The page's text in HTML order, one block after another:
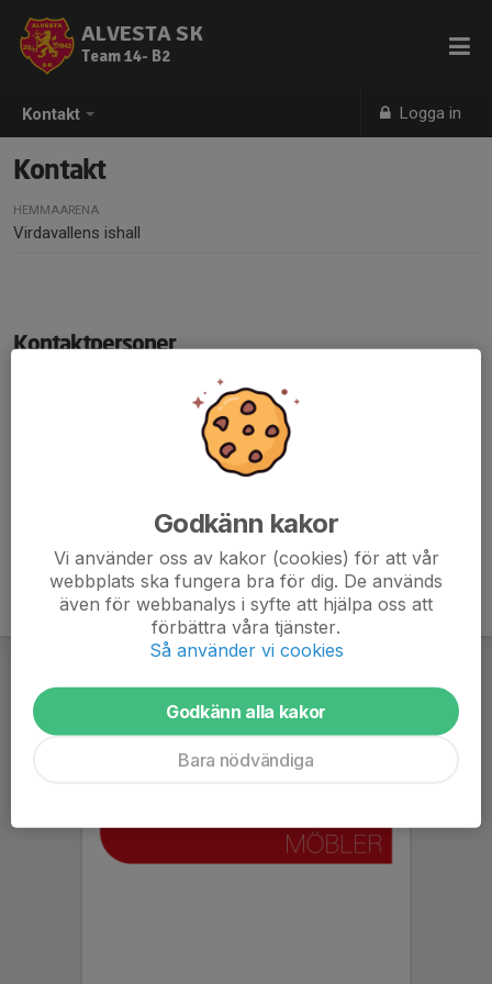
Kontakt Logga in
ALVESTA SK
Team 14- B2
Kontakt
HEMMAARENA
Virdavallens ishall
Kontaktpersoner
Tränare/lagledare
simeonappell@hotmail.com
Godkänn kakor
Vi använder oss av kakor (cookies) för att vår
webbplats ska fungera bra för dig. De används
även för webbanalys i syfte att hjälpa oss att
förbättra våra tjänster.
Så använder vi cookies
Godkänn alla kakor
Bara nödvändiga